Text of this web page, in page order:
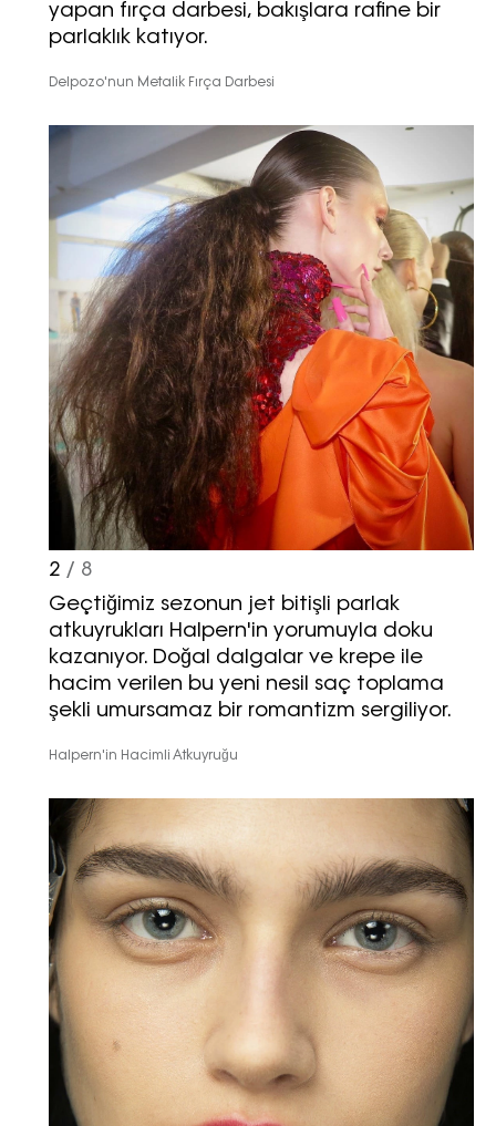
yapan fırça darbesi, bakışlara rafine bir
parlaklık katıyor.
Delpozo'nun Metalik Fırça Darbesi
2 / 8
Geçtiğimiz sezonun jet bitişli parlak
atkuyrukları Halpern'in yorumuyla doku
kazanıyor. Doğal dalgalar ve krepe ile
hacim verilen bu yeni nesil saç toplama
şekli umursamaz bir romantizm sergiliyor.
Halpern'in Hacimli Atkuyruğu